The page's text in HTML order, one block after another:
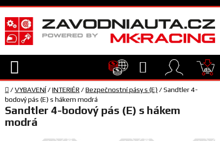
Přejít
na
obsah
Hledat
TECHNIKA
VYBAVENÍ
Domů
/VYBAVENÍ/INTERIÉR /Bezpečnostní pásy s (E) /Sandtler 4-
bodový pás (E) s hákem modrá
Sandtler 4-bodový pás (E) s hákem
modrá